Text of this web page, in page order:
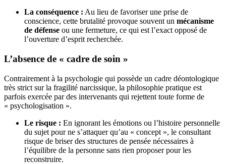
La conséquence : Au lieu de favoriser une prise de
conscience, cette brutalité provoque souvent un mécanisme
de défense ou une fermeture, ce qui est l’exact opposé de
l’ouverture d’esprit recherchée.
L’absence de « cadre de soin »
Contrairement à la psychologie qui possède un cadre déontologique
très strict sur la fragilité narcissique, la philosophie pratique est
parfois exercée par des intervenants qui rejettent toute forme de
« psychologisation ».
Le risque : En ignorant les émotions ou l’histoire personnelle
du sujet pour ne s’attaquer qu’au « concept », le consultant
risque de briser des structures de pensée nécessaires à
l’équilibre de la personne sans rien proposer pour les
reconstruire.